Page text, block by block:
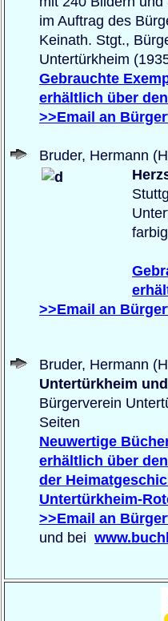
im Auftrag des
Keinath. Stgt.,
Untertürkheim
Gebrauchte
erhältlich über
>>Email an
Bruder, Hermann
>>Email an
Bruder, Hermann
Untertürkheim
Bürgerverein
Seiten
Neuwertige
erhältlich über
der
Untertürkheim-
>>Email an
und bei